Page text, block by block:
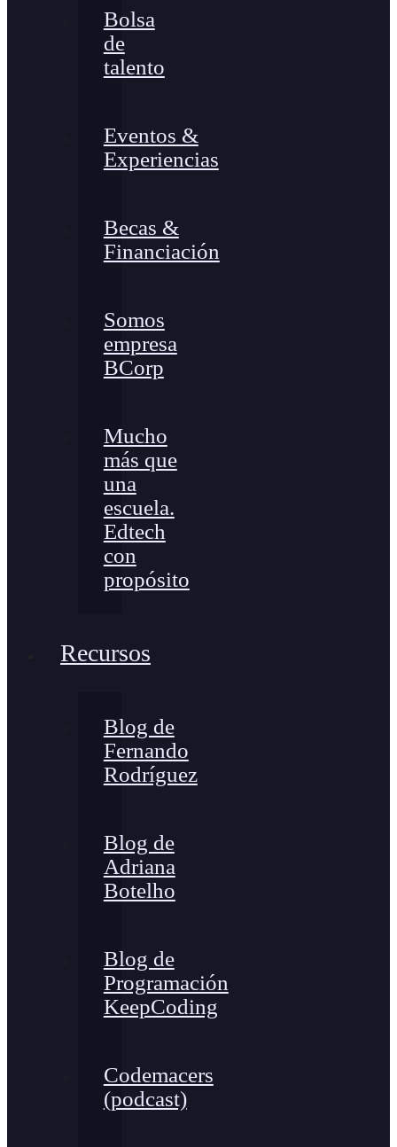
Bolsa
de
talento
Eventos &
Experiencias
Becas &
Financiación
Somos
empresa
BCorp
Mucho
más que
una
escuela.
Edtech
con
propósito
Recursos
Blog de
Fernando
Rodríguez
Blog de
Adriana
Botelho
Blog de
Programación
KeepCoding
Codemacers
(podcast)